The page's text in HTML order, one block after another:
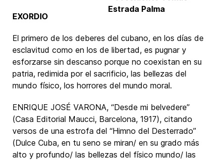
EXORDIO
El primero de los deberes del cubano, en los días de
esclavitud como en los de libertad, es pugnar y
esforzarse sin descanso porque no coexistan en su
patria, redimida por el sacrificio, las bellezas del
mundo físico, los horrores del mundo moral.
ENRIQUE JOSÉ VARONA, “Desde mi belvedere”
(Casa Editorial Maucci, Barcelona, 1917), citando
versos de una estrofa del “Himno del Desterrado”
(Dulce Cuba, en tu seno se miran/ en su grado más
alto y profundo/ las bellezas del físico mundo/ las